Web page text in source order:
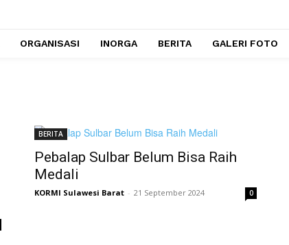
ORGANISASI INORGA BERITA GALERI FOTO
BERITA
Pebalap Sulbar Belum Bisa Raih
Medali
KORMI Sulawesi Barat - 21 September 2024 0